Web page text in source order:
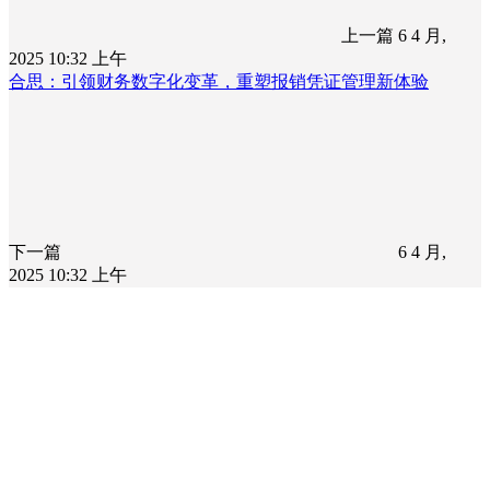
上一篇 6 4 月,
2025 10:32 上午
合思：引领财务数字化变革，重塑报销凭证管理新体验
下一篇
6 4 月,
2025 10:32 上午